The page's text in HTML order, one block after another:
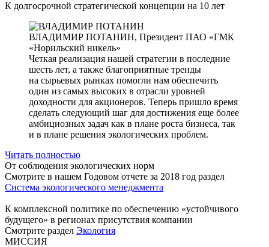
К долгосрочной стратегической концепции на 10 лет
ВЛАДИМИР ПОТАНИН, Президент ПАО «ГМК
«Норильский никель»
Четкая реализация нашей стратегии в последние
шесть лет, а также благоприятные тренды
на сырьевых рынках помогли нам обеспечить
один из самых высоких в отрасли уровней
доходности для акционеров. Теперь пришло время
сделать следующий шаг для достижения еще более
амбициозных задач как в плане роста бизнеса, так
и в плане решения экологических проблем.
Читать полностью
От соблюдения экологических норм
Смотрите в нашем Годовом отчете за 2018 год раздел
Система экологического менеджмента
К комплексной политике по обеспечению «устойчивого
будущего» в регионах присутствия компании
Смотрите раздел Экология
МИССИЯ